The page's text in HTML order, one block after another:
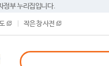
정부 누리집입니다.
작은 창 사전